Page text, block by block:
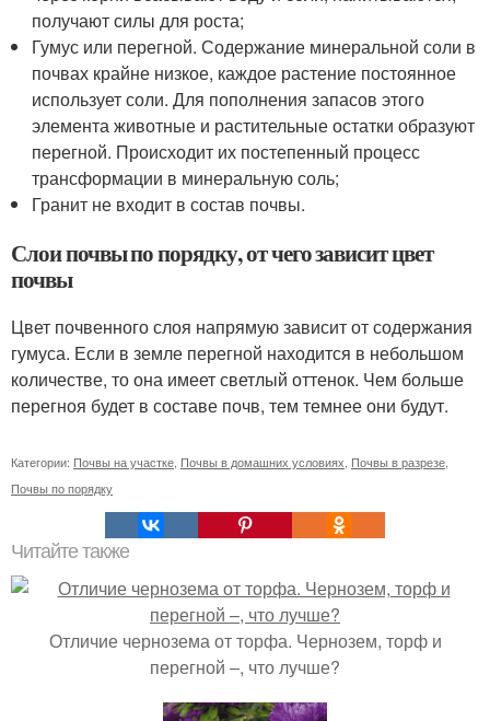
получают силы для роста;
Гумус или перегной. Содержание минеральной соли в
почвах крайне низкое, каждое растение постоянное
использует соли. Для пополнения запасов этого
элемента животные и растительные остатки образуют
перегной. Происходит их постепенный процесс
трансформации в минеральную соль;
Гранит не входит в состав почвы.
Слои почвы по порядку, от чего зависит цвет
почвы
Цвет почвенного слоя напрямую зависит от содержания
гумуса. Если в земле перегной находится в небольшом
количестве, то она имеет светлый оттенок. Чем больше
перегноя будет в составе почв, тем темнее они будут.
Категории: Почвы на участке Почвы в домашних условиях Почвы в разрезе
Почвы по порядку
Читайте также
Отличие чернозема от торфа. Чернозем, торф и
перегной –, что лучше?